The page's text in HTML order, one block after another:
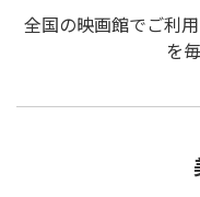
全国の映画館でご利
を